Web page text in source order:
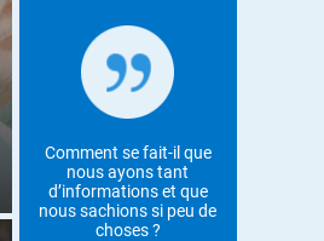
Comment se fait-il que
nous ayons tant
d’informations et que
nous sachions si peu de
choses ?